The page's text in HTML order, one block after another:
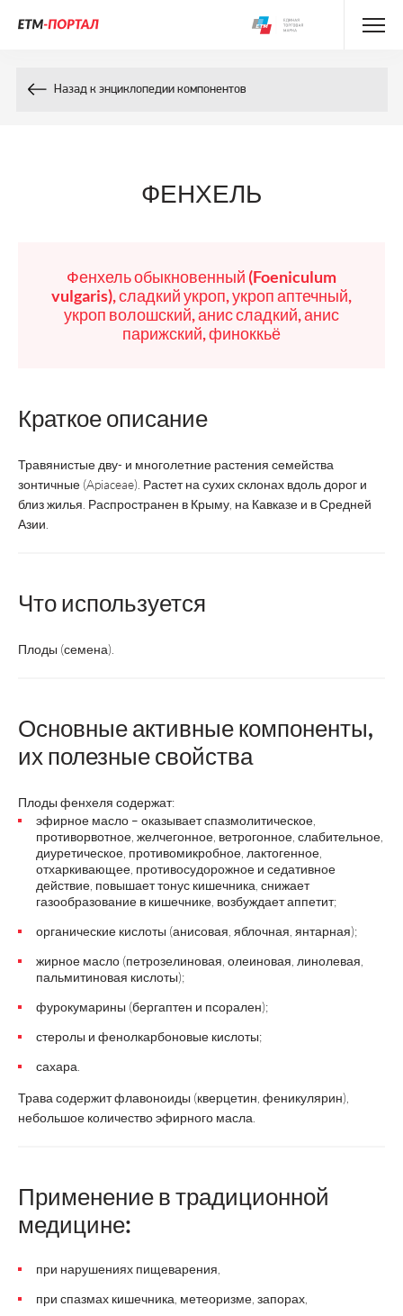
Назад к энциклопедии компонентов
ФЕНХЕЛЬ
Фенхель обыкновенный (Foeniculum
vulgaris), сладкий укроп, укроп аптечный,
укроп волошский, анис сладкий, анис
парижский, финоккьё
Краткое описание
Травянистые дву- и многолетние растения семейства
зонтичные (Apiaceae). Растет на сухих склонах вдоль дорог и
близ жилья. Распространен в Крыму, на Кавказе и в Средней
Азии.
Что используется
Плоды (семена).
Основные активные компоненты,
их полезные свойства
Плоды фенхеля содержат:
эфирное масло – оказывает спазмолитическое,
противорвотное, желчегонное, ветрогонное, слабительное,
диуретическое, противомикробное, лактогенное,
отхаркивающее, противосудорожное и седативное
действие, повышает тонус кишечника, снижает
газообразование в кишечнике, возбуждает аппетит;
органические кислоты (анисовая, яблочная, янтарная);
жирное масло (петрозелиновая, олеиновая, линолевая,
пальмитиновая кислоты);
фурокумарины (бергаптен и псорален);
стеролы и фенолкарбоновые кислоты;
сахара.
Трава содержит флавоноиды (кверцетин, феникулярин),
небольшое количество эфирного масла.
Применение в традиционной
медицине:
при нарушениях пищеварения,
при спазмах кишечника, метеоризме, запорах,